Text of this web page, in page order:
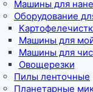
Машины для
Оборудование
Машины для
Машины для
Овощерезки
Пилы ленточные
Планетарные